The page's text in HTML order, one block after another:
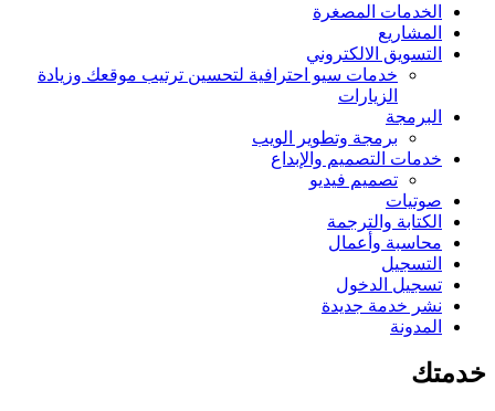
الخدمات المصغرة
المشاريع
التسويق الالكتروني
خدمات سيو احترافية لتحسين ترتيب موقعك وزيادة
الزيارات
البرمجة
برمجة وتطوير الويب
خدمات التصميم والإبداع
تصميم فيديو
صوتيات
الكتابة والترجمة
محاسبة وأعمال
التسجيل
تسجيل الدخول
نشر خدمة جديدة
المدونة
خدمتك